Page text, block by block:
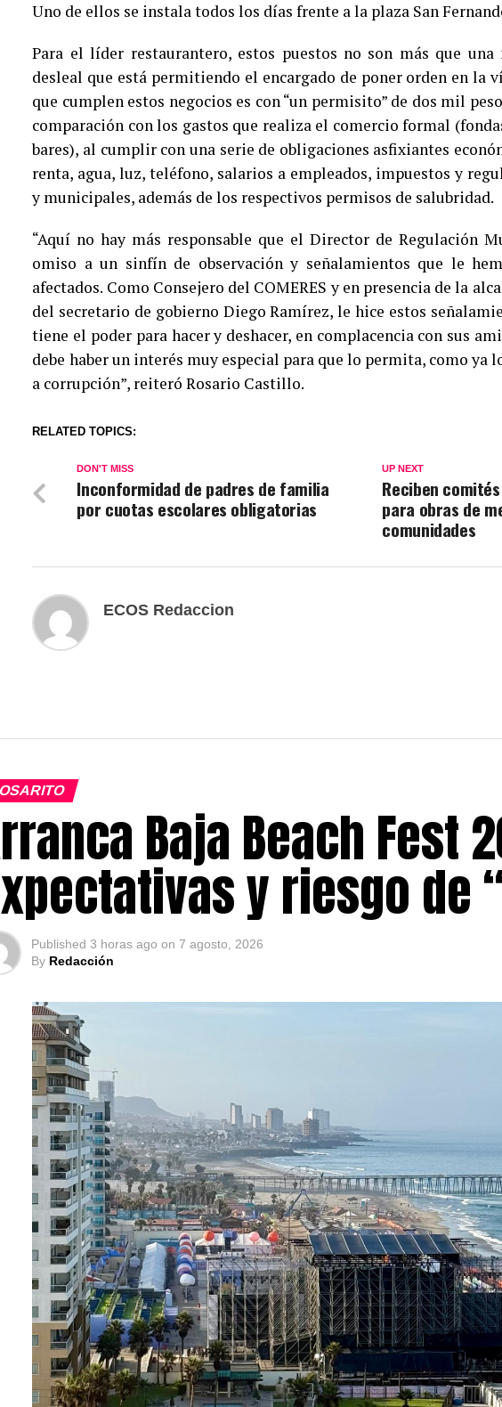
Uno de ellos se instala todos los días frente a la plaza San
Para el líder restaurantero, estos puestos no son más que
desleal que está permitiendo el encargado de poner orden en la
que cumplen estos negocios es con “un permisito” de dos mil
comparación con los gastos que realiza el comercio formal
bares), al cumplir con una serie de obligaciones asfixiantes
renta, agua, luz, teléfono, salarios a empleados, impuestos y
y municipales, además de los respectivos permisos de salubridad.
“Aquí no hay más responsable que el Director de Regulación
omiso a un sinfín de observación y señalamientos que le
afectados. Como Consejero del COMERES y en presencia de la
del secretario de gobierno Diego Ramírez, le hice estos
tiene el poder para hacer y deshacer, en complacencia con sus
debe haber un interés muy especial para que lo permita, como ya
a corrupción”, reiteró Rosario Castillo.
RELATED TOPICS:
UP NEXT
Reciben
para obras de
comunidades
DON'T MISS
Inconformidad de padres de familia
por cuotas escolares obligatorias
ECOS Redaccion
Baja Beach Fest
y riesgo de
Published 3 horas ago on 7 agosto, 2026
By Redacción